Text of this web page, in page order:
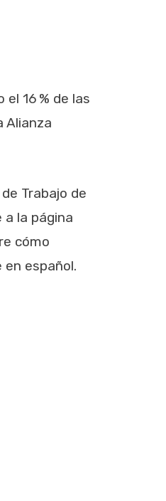
16 % de las
Alianza
Trabajo de
la página
cómo
español.